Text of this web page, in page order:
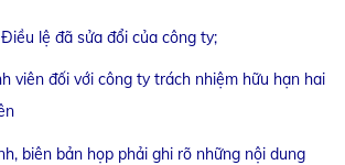
lệ đã sửa đổi của công ty;
viên đối với công ty trách nhiệm hữu hạn hai
biên bản họp phải ghi rõ những nội dung